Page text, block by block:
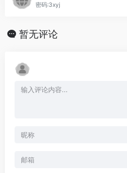
密码:3xyj
暂无评论